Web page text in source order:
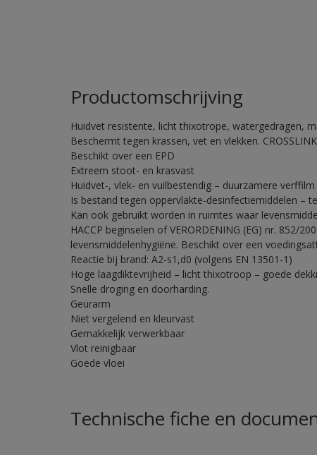
Productomschrijving
Huidvet resistente, licht thixotrope, watergedragen,
Beschermt tegen krassen, vet en vlekken.
Beschikt over een EPD
Extreem stoot- en krasvast
Huidvet-, vlek- en vuilbestendig – duurzamere verffilm
Is bestand tegen oppervlakte-desinfectiemiddelen –
Kan ook gebruikt worden in ruimtes waar
HACCP beginselen of VERORDENING (EG) nr. 852/
levensmiddelenhygiëne. Beschikt over een
Reactie bij brand: A2-s1,d0 (volgens EN 13501-1)
Hoge laagdiktevrijheid – licht thixotroop – goede
Snelle droging en doorharding.
Geurarm
Niet vergelend en kleurvast
Gemakkelijk verwerkbaar
Vlot reinigbaar
Goede vloei
Technische fiche en